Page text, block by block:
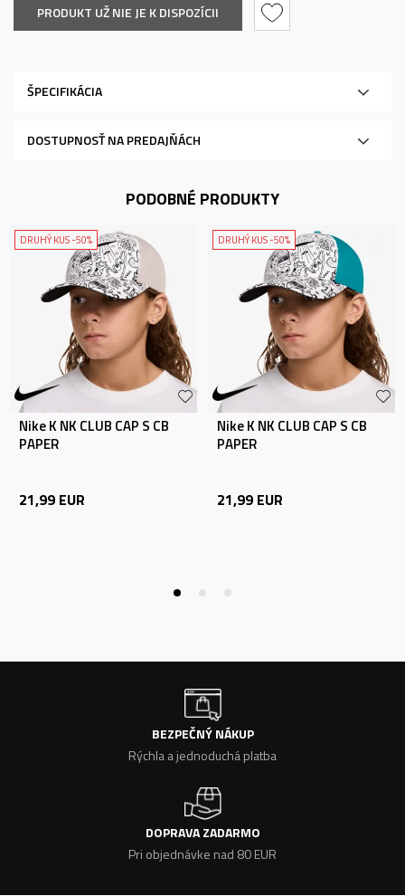
PRODUKT UŽ NIE JE K DISPOZÍCII
ŠPECIFIKÁCIA
DOSTUPNOSŤ NA PREDAJŇÁCH
PODOBNÉ PRODUKTY
DRUHÝ KUS -50%
Nike K NK CLUB CAP S CB
PAPER
21,99 EUR
DRUHÝ KUS -50%
Nike K NK CLUB CAP S CB
PAPER
21,99 EUR
BEZPEČNÝ NÁKUP
Rýchla a jednoduchá platba
DOPRAVA ZADARMO
Pri objednávke nad 80 EUR